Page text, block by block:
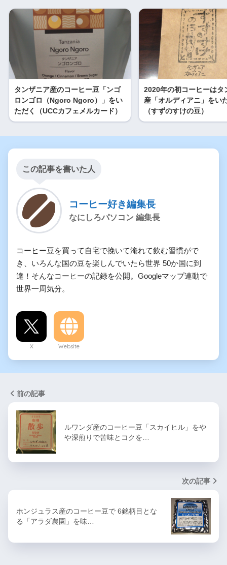
タンザニア産のコーヒー豆「ンゴ
ロンゴロ（Ngoro Ngoro）」をい
ただく（UCCカフェメルカード）
2020年の初コーヒーはタ
産「オルディアニ」をい
（すずのすけの豆）
この記事を書いた人
コーヒー好き編集長
なにしろパソコン 編集長
コーヒー豆を買って自宅で挽いて淹れて飲む習慣がで
き、いろんな国の豆を楽しんでいたら世界 50か国に到
達！そんなコーヒーの記録を公開。Googleマップ連動で
世界一周気分。
X Website
前の記事
ルワンダ産のコーヒー豆「スカイヒル」をや
や深煎りで苦味とコクを…
次の記事
ホンジュラス産のコーヒー豆で 6銘柄目とな
る「アラダ農園」を味…